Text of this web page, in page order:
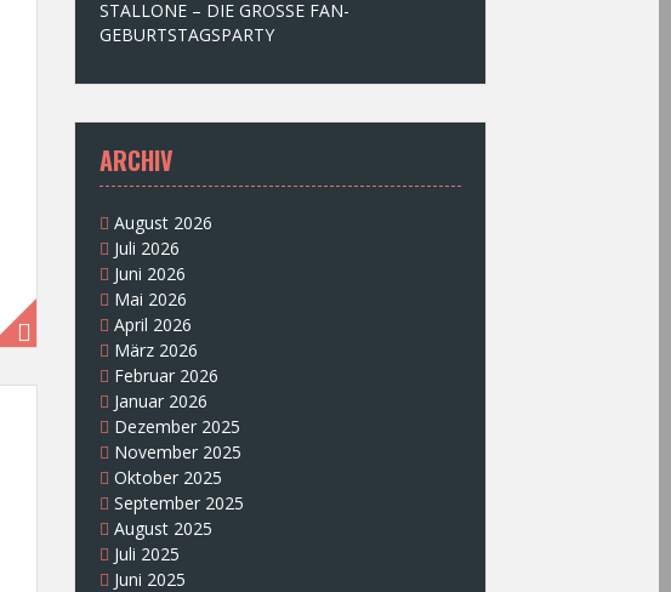
STALLONE – DIE GROSSE FAN-
GEBURTSTAGSPARTY
ARCHIV
August 2026
Juli 2026
Juni 2026
Mai 2026
April 2026
März 2026
Februar 2026
Januar 2026
Dezember 2025
November 2025
Oktober 2025
September 2025
August 2025
Juli 2025
Juni 2025